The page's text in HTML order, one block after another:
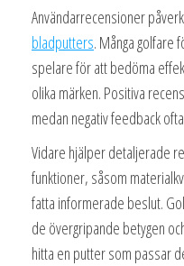
Användarrecensioner
bladputters. Många golfare
spelare för att bedöma
olika märken. Positiva
medan negativ feedback
Vidare hjälper detaljerade
funktioner, såsom
fatta informerade beslut.
de övergripande betygen
hitta en putter som passar